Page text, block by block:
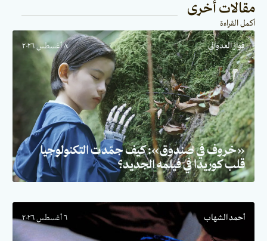
مقالات أخرى
أكمل القراءة
فواز العدواني ٨ أغسطس ٢٠٢٦
«خروف في صندوق»: كيف جمّدت التكنولوجيا
قلب كوريدا في فيلمه الجديد؟
أحمد الشهاب ٦ أغسطس ٢٠٢٦